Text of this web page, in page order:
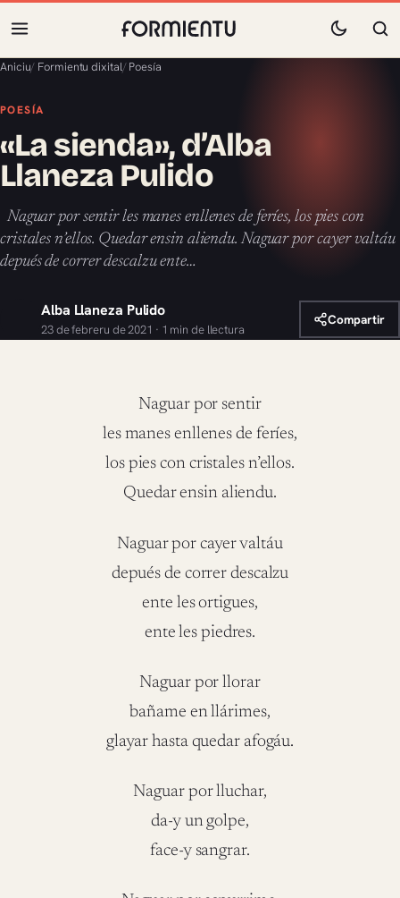
Aniciu/ Formientu dixital/ Poesía
POESÍA
«La sienda», d’Alba
Llaneza Pulido
Naguar por sentir les manes enllenes de feríes, los pies con
cristales n’ellos. Quedar ensin aliendu. Naguar por cayer valtáu
depués de correr descalzu ente…
Alba Llaneza Pulido
23 de febreru de 2021 · 1 min de llectura
Compartir
Naguar por sentir
les manes enllenes de feríes,
los pies con cristales n’ellos.
Quedar ensin aliendu.
Naguar por cayer valtáu
depués de correr descalzu
ente les ortigues,
ente les piedres.
Naguar por llorar
bañame en llárimes,
glayar hasta quedar afogáu.
Naguar por lluchar,
da-y un golpe,
face-y sangrar.